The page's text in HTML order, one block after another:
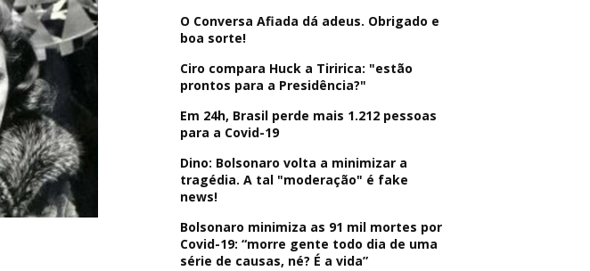
O Conversa Afiada dá adeus. Obrigado e
boa sorte!
Ciro compara Huck a Tiririca: "estão
prontos para a Presidência?"
Em 24h, Brasil perde mais 1.212 pessoas
para a Covid-19
Dino: Bolsonaro volta a minimizar a
tragédia. A tal "moderação" é fake
news!
Bolsonaro minimiza as 91 mil mortes por
Covid-19: “morre gente todo dia de uma
série de causas, né? É a vida”